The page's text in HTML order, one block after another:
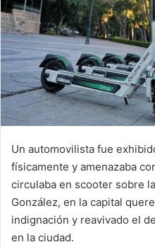
Un automovilista fue
físicamente y amenazaba
circulaba en scooter sobre
González, en la capital
indignación y reavivado el
en la ciudad.